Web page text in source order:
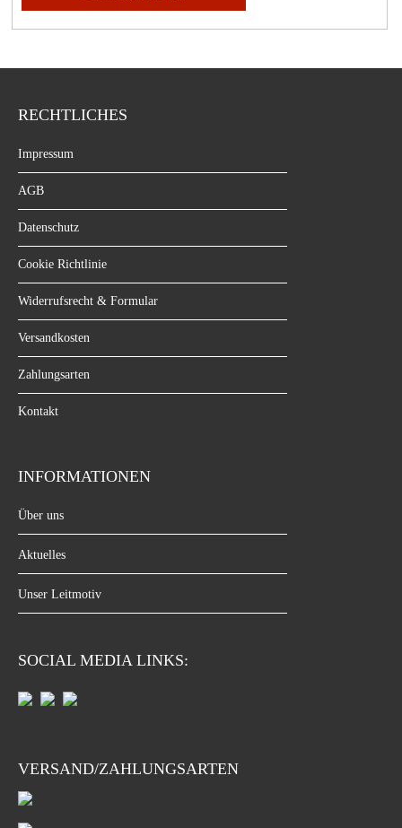
RECHTLICHES
Impressum
AGB
Datenschutz
Cookie Richtlinie
Widerrufsrecht & Formular
Versandkosten
Zahlungsarten
Kontakt
INFORMATIONEN
Über uns
Aktuelles
Unser Leitmotiv
SOCIAL MEDIA LINKS:
VERSAND/ZAHLUNGSARTEN